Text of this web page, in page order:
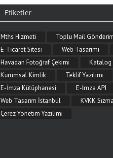
Etiketler
Mths Hizmeti Toplu Mail
E-Ticaret Sitesi
Web Tasarımı
Havadan Fotoğraf Çekimi
Katalog
Kurumsal Kimlik
Teklif Yazılımı
E-İmza Kütüphanesi
E-İmza API
Web Tasarım İstanbul
KVKK
Çerez Yönetim Yazılımı